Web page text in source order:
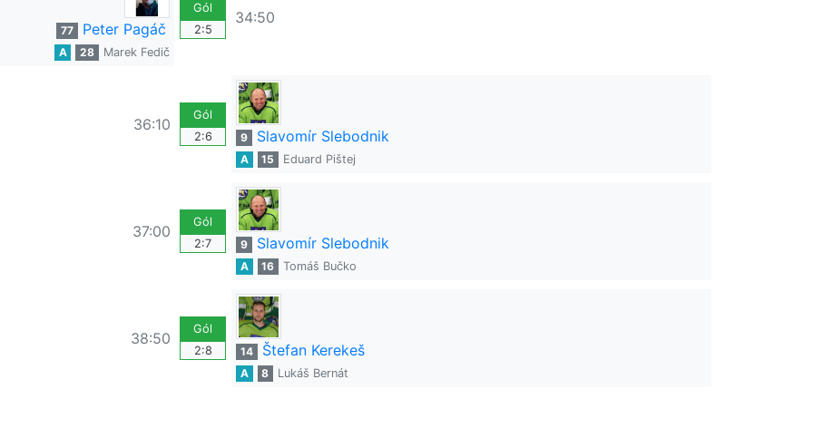
77 Peter Pagáč
A 28 Marek Fedič
Gól
2:5
34:50
36:10
Gól
2:6
9 Slavomír Slebodnik
A 15 Eduard Pištej
37:00
Gól
2:7
9 Slavomír Slebodnik
A 16 Tomáš Bučko
38:50
Gól
2:8
14 Štefan Kerekeš
A 8 Lukáš Bernát